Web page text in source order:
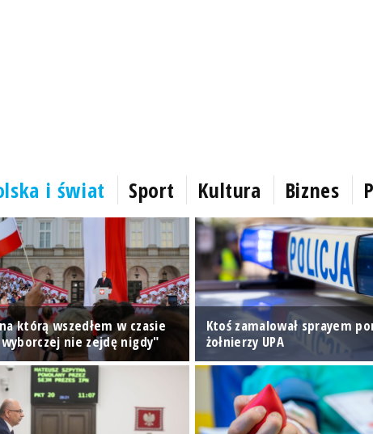
i świat Sport Kultura Biznes
którą wszedłem w czasie
nie zejdę nigdy"
Ktoś zamalował sprayem
żołnierzy UPA